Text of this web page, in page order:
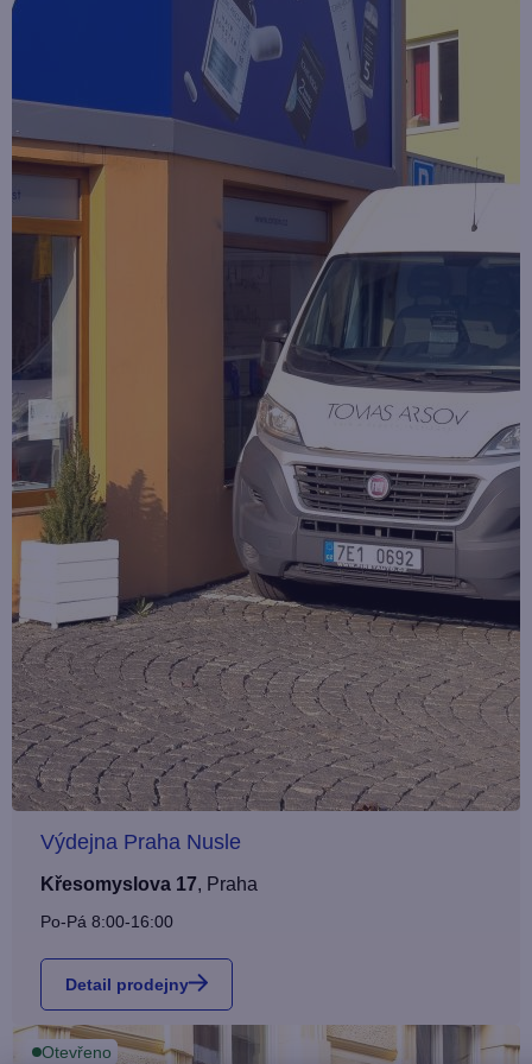
Výdejna Praha Nusle
Křesomyslova 17, Praha
Po-Pá 8:00-16:00
Detail prodejny
Otevřeno